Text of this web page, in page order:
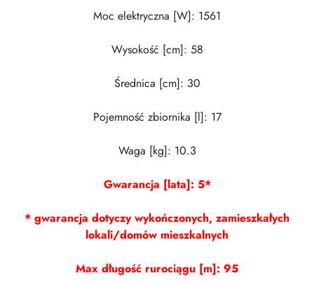
Moc elektryczna [W]: 1561
Wysokość [cm]: 58
Średnica [cm]: 30
Pojemność zbiornika [l]: 17
Waga [kg]: 10.3
Gwarancja [lata]: 5*
* gwarancja dotyczy wykończonych, zamieszkałych
lokali/domów mieszkalnych
Max długość rurociągu [m]: 95